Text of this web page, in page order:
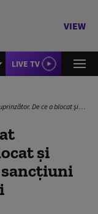
VIEW
LIVE TV
noul pachet de sancțiuni al UE împotriva Rusiei
și
sancțiuni